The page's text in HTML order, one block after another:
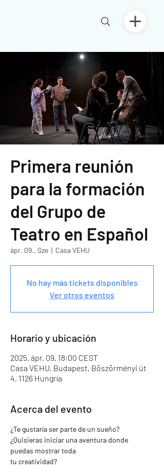
Primera reunión
para la formación
del Grupo de
Teatro en Español
ápr. 09., Sze
  |
Casa VEHU
No hay más tickets disponibles
Ver otros eventos
Horario y ubicación
2025. ápr. 09. 18:00 CEST
Casa VEHU, Budapest, Böszörményi út
4, 1126 Hungría
Acerca del evento
¿Te gustaría ser parte de un sueño?
¿Quisieras iniciar una aventura donde
puedas mostrar toda
tu creatividad?